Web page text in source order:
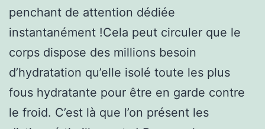
penchant de attention dédiée
instantanément !Cela peut circuler que le
corps dispose des millions besoin
d’hydratation qu’elle isolé toute les plus
fous hydratante pour être en garde contre
le froid. C’est là que l’on présent les